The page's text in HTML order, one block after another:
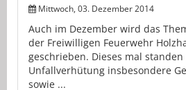
Mittwoch, 03. Dezember 2014
Auch im Dezember wird das
der Freiwilligen Feuerwehr
geschrieben. Dieses mal
Unfallverhütung insbesondere
sowie ...